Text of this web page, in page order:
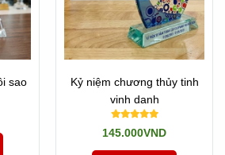
cứ Add zalo số trên hoặc liên hệ
trang web.
khảo thêm các mẫu mã khác ở đây:
Tôi
sao
Kỷ niệm chương thủy tinh
vinh danh
145.000VND